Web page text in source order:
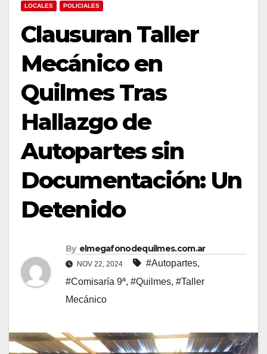
LOCALES POLICIALES
Clausuran Taller
Mecánico en
Quilmes Tras
Hallazgo de
Autopartes sin
Documentación: Un
Detenido
By elmegafonodequilmes.com.ar
NOV 22, 2024 #Autopartes,
#Comisaría 9ª, #Quilmes, #Taller
Mecánico